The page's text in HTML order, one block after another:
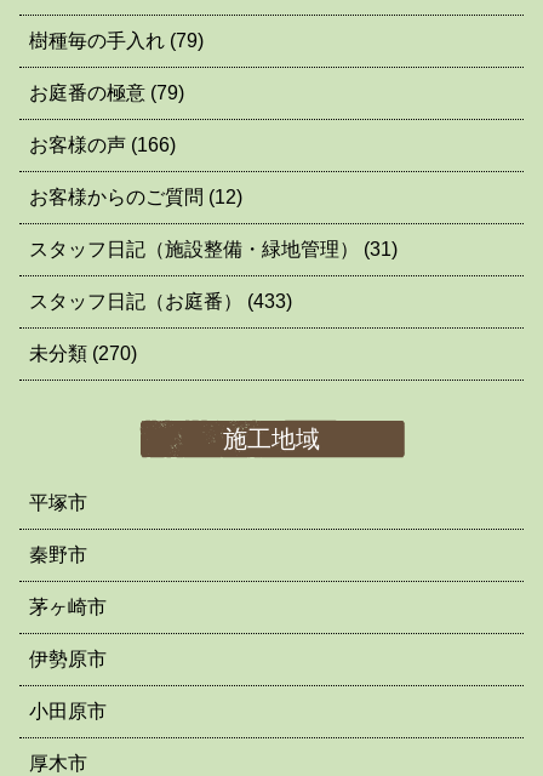
樹種毎の手入れ (79)
お庭番の極意 (79)
お客様の声 (166)
お客様からのご質問 (12)
スタッフ日記（施設整備・緑地管理） (31)
スタッフ日記（お庭番） (433)
未分類 (270)
施工地域
平塚市
秦野市
茅ヶ崎市
伊勢原市
小田原市
厚木市